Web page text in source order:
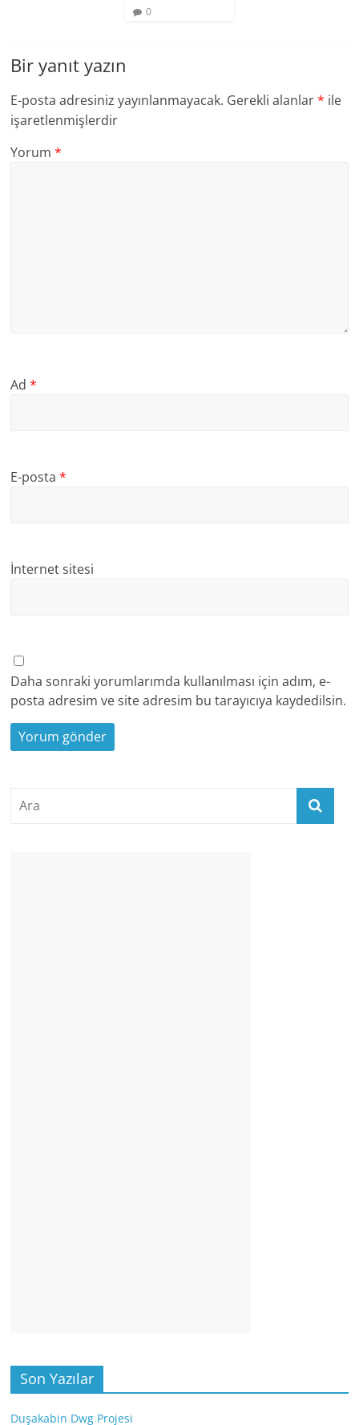
0
Bir yanıt yazın
E-posta adresiniz yayınlanmayacak. Gerekli alanlar* ile
işaretlenmişlerdir
Yorum*
Ad*
E-posta*
İnternet sitesi
Daha sonraki yorumlarımda kullanılması için adım, e-
posta adresim ve site adresim bu tarayıcıya kaydedilsin.
Son Yazılar
Duşakabin Dwg Projesi